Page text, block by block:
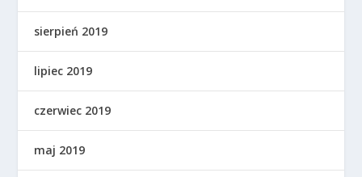
sierpień 2019
lipiec 2019
czerwiec 2019
maj 2019